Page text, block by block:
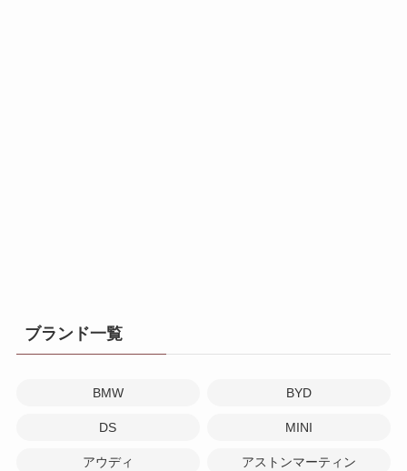
ブランド一覧
BMW BYD
DS MINI
アウディ アストンマーティン